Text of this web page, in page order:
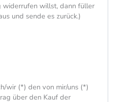
widerrufen willst, dann füller
und sende es zurück.)
wir (*) den von mir/uns (*)
über den Kauf der